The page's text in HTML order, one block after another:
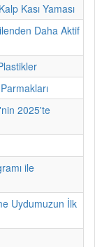
Kası Yaması
Daha Aktif
2025'te
ile
Uydumuzun İlk